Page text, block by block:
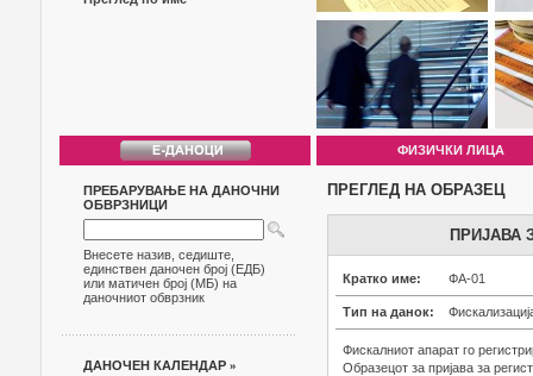
ФИЗИЧКИ ЛИЦА
ПРЕБАРУВАЊЕ НА ДАНОЧНИ
ОБВРЗНИЦИ
Внесете назив, седиште,
единствен даночен број (ЕДБ)
или матичен број (МБ) на
даночниот обврзник
ДАНОЧЕН КАЛЕНДАР »
ПРЕГЛЕД НА ОБРАЗЕЦ
ПРИЈАВА
Кратко име: ФА-01
Тип на данок:
Фискалниот апарат го
Образецот за пријава за